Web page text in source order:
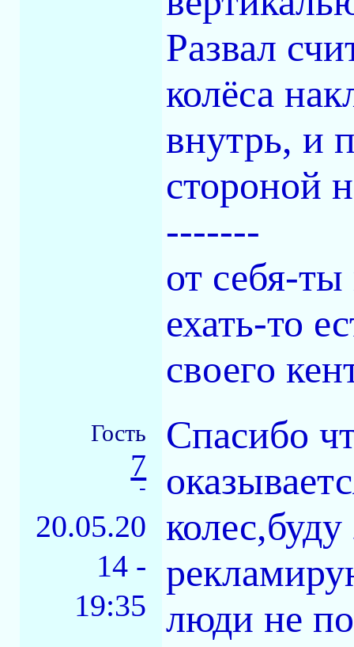
Развал
колёса
внутрь, и
стороной
-------
от себя-ты
ехать-то
своего
Гость
7
-
20.05.20
14 -
19:35
Спасибо
люди не